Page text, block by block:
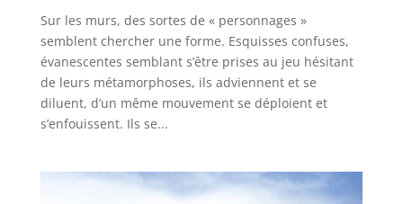
Sur les murs, des sortes de « personnages »
semblent chercher une forme. Esquisses confuses,
évanescentes semblant s’être prises au jeu hésitant
de leurs métamorphoses, ils adviennent et se
diluent, d’un même mouvement se déploient et
s’enfouissent. Ils se...